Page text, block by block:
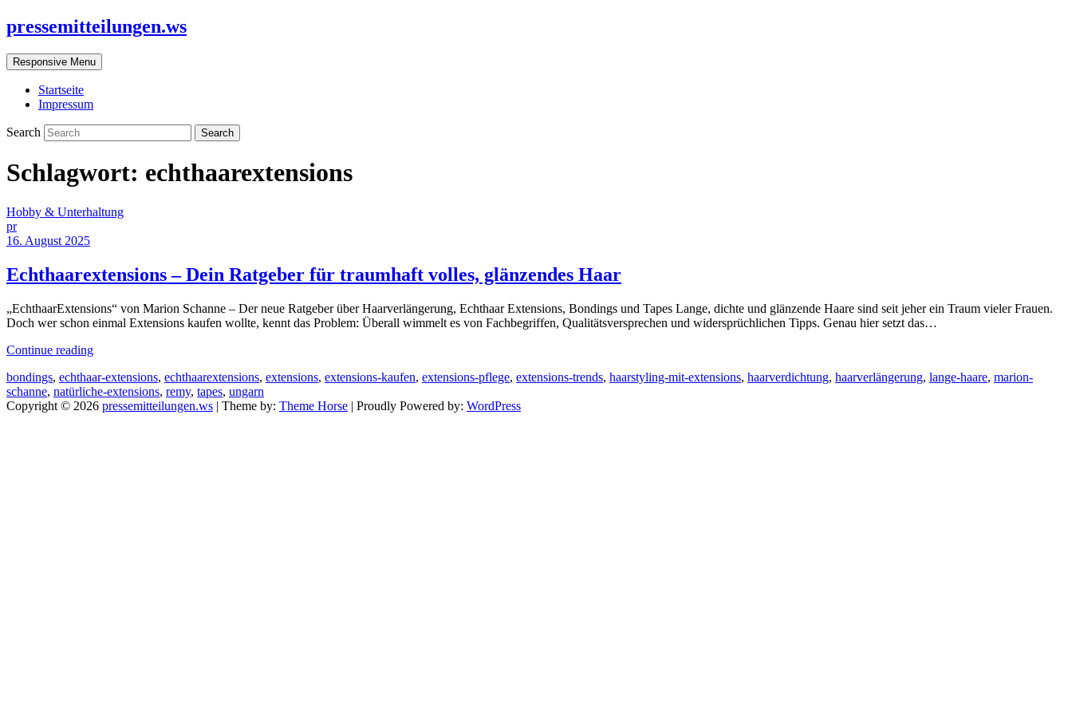
pressemitteilungen.ws
Responsive Menu
Startseite
Impressum
Search
Schlagwort: echthaarextensions
Hobby & Unterhaltung
pr
16. August 2025
Echthaarextensions – Dein Ratgeber für traumhaft volles, glänzendes Haar
„EchthaarExtensions“ von Marion Schanne – Der neue Ratgeber über Haarverlängerung, Echthaar Extensions, Bondings und Tapes Lange, dichte und glänzende Haare sind seit jeher ein Traum vieler Frauen.
Doch wer schon einmal Extensions kaufen wollte, kennt das Problem: Überall wimmelt es von Fachbegriffen, Qualitätsversprechen und widersprüchlichen Tipps. Genau hier setzt das…
Continue reading
bondings, echthaar-extensions, echthaarextensions, extensions, extensions-kaufen, extensions-pflege, extensions-trends, haarstyling-mit-extensions, haarverdichtung, haarverlängerung, lange-haare, marion-
schanne, natürliche-extensions, remy, tapes, ungarn
Copyright © 2026 pressemitteilungen.ws | Theme by: Theme Horse | Proudly Powered by: WordPress